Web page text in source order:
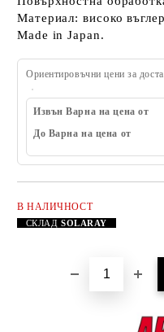
Материал: високо
Made in Japan.
Ориентировъчни цени за
Извън Варна на цена от
До Варна на цена от
В НАЛИЧНОСТ
СКЛАДSOLARAY